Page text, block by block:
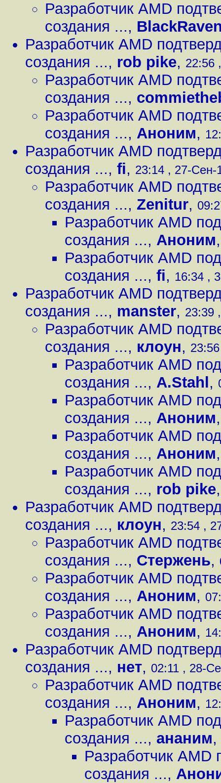
Разработчик AMD
создания ...,
Разработчик AMD
создания ..., rob pike, 22:56
Разработчик AMD
создания ...,
Разработчик AMD
создания ..., Аноним,
Разработчик AMD
создания ..., fi, 23:14 , 27-Сен-
Разработчик AMD
создания ..., Zenitur,
Разработчик AMD
создания ..., Аноним
Разработчик AMD
создания ..., fi, 16:34 ,
Разработчик AMD
создания ..., manster, 23:39
Разработчик AMD
создания ..., клоун,
Разработчик AMD
создания ..., A.Stahl ,
Разработчик AMD
создания ..., Аноним
Разработчик AMD
создания ..., Аноним
Разработчик AMD
создания ..., rob pike
Разработчик AMD
создания ..., клоун, 23:54 ,
Разработчик AMD
создания ..., Стержень,
Разработчик AMD
создания ..., Аноним,
Разработчик AMD
создания ..., Аноним,
Разработчик AMD
создания ..., нет, 02:11 , 28-
Разработчик AMD
создания ..., Аноним,
Разработчик AMD
создания ..., ананим,
Разработчик AMD
создания ...,